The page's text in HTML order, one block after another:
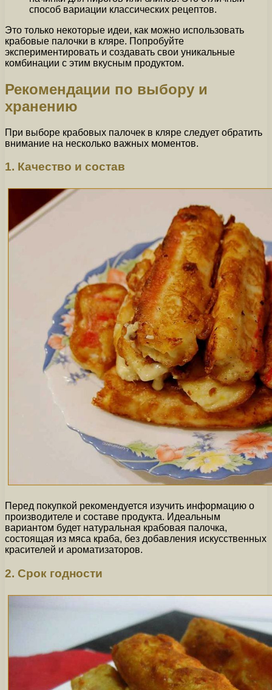
способ вариации классических рецептов.
Это только некоторые идеи, как можно использовать
крабовые палочки в кляре. Попробуйте
экспериментировать и создавать свои уникальные
комбинации с этим вкусным продуктом.
Рекомендации по выбору и
хранению
При выборе крабовых палочек в кляре следует обратить
внимание на несколько важных моментов.
1. Качество и состав
Перед покупкой рекомендуется изучить информацию о
производителе и составе продукта. Идеальным
вариантом будет натуральная крабовая палочка,
состоящая из мяса краба, без добавления искусственных
красителей и ароматизаторов.
2. Срок годности